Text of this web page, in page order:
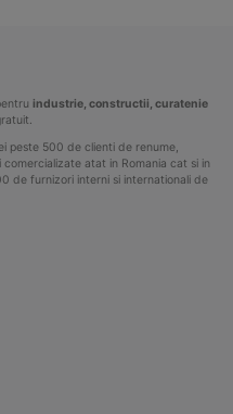
industrie, constructii, curatenie
peste 500 de clienti de renume,
atat in Romania cat si in
de furnizori interni si internationali de